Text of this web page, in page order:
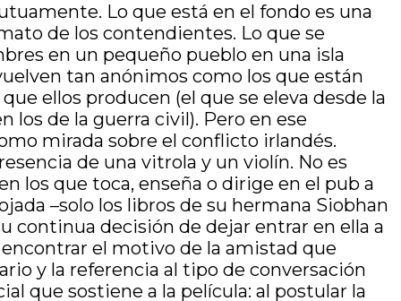
Lo que está en el fondo es una
de los contendientes. Lo que se
en un pequeño pueblo en una isla
tan anónimos como los que están
ellos producen (el que se eleva desde la
los de la guerra civil). Pero en ese
mirada sobre el conflicto irlandés.
de una vitrola y un violín. No es
los que toca, enseña o dirige en el pub a
–solo los libros de su hermana Siobhan
continua decisión de dejar entrar en ella a
el motivo de la amistad que
y la referencia al tipo de conversación
que sostiene a la película: al postular la